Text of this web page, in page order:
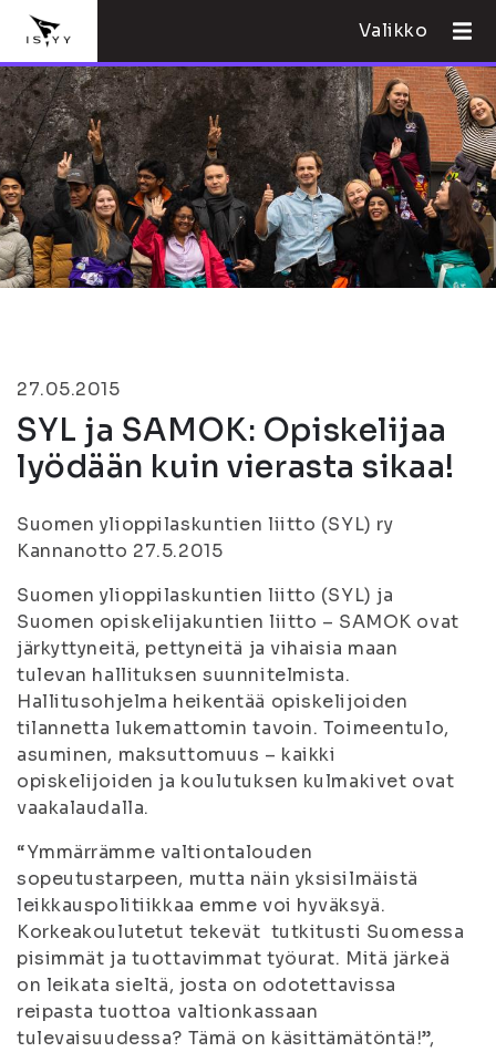
Valikko
27.05.2015
SYL ja SAMOK: Opiskelijaa
lyödään kuin vierasta sikaa!
Suomen ylioppilaskuntien liitto (SYL) ry
Kannanotto 27.5.2015
Suomen ylioppilaskuntien liitto (SYL) ja
Suomen opiskelijakuntien liitto – SAMOK ovat
järkyttyneitä, pettyneitä ja vihaisia maan
tulevan hallituksen suunnitelmista.
Hallitusohjelma heikentää opiskelijoiden
tilannetta lukemattomin tavoin. Toimeentulo,
asuminen, maksuttomuus – kaikki
opiskelijoiden ja koulutuksen kulmakivet ovat
vaakalaudalla.
“Ymmärrämme valtiontalouden
sopeutustarpeen, mutta näin yksisilmäistä
leikkauspolitiikkaa emme voi hyväksyä.
Korkeakoulutetut tekevät tutkitusti Suomessa
pisimmät ja tuottavimmat työurat. Mitä järkeä
on leikata sieltä, josta on odotettavissa
reipasta tuottoa valtionkassaan
tulevaisuudessa? Tämä on käsittämätöntä!”,